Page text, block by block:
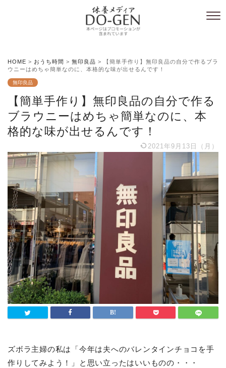
HOME > おうち時間 > 無印良品 >
【簡単手作り】無印良品の自分で作るブラ
ウニーはめちゃ簡単なのに、本格的な味が出せるんです！
無印良品
【簡単手作り】無印良品の自分で作る
ブラウニーはめちゃ簡単なのに、本
格的な味が出せるんです！
2021年9月13日（月）
ズボラ主婦の私は「今年は夫へのバレンタインチョコを手
作りしてみよう！」と思い立ったはいいものの・・・